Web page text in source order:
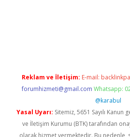
Reklam ve İletişim: E-mail:
forumhizmeti@gmail.com Whatsapp:
@karabul
Yasal Uyarı: Sitemiz, 5651 Sayılı
ve İletişim Kurumu (BTK) tarafından
olarak hizmet vermektedir. Bu